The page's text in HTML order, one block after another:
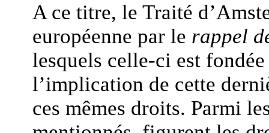
A ce titre, le Traité
européenne par le rappel
lesquels celle-ci est
l’implication de cette
ces mêmes droits. Parmi